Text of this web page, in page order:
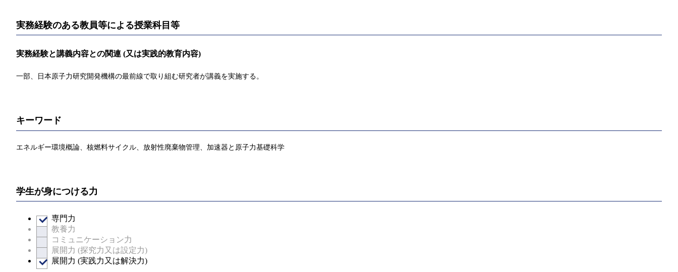
実務経験のある教員等による授業科目等
実務経験と講義内容との関連 (又は実践的教育内容)
一部、日本原子力研究開発機構の最前線で取り組む研究者が講義を実施する。
キーワード
エネルギー環境概論、核燃料サイクル、放射性廃棄物管理、加速器と原子力基礎科学
学生が身につける力
専門力
教養力
コミュニケーション力
展開力 (探究力又は設定力)
展開力 (実践力又は解決力)